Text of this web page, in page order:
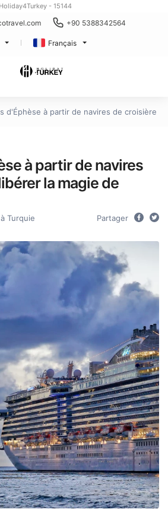
Holiday4Turkey - 15144
+90 5388342564
Français
d'Éphèse à partir de navires de croisière :
à partir de navires
la magie de
Turquie Partager